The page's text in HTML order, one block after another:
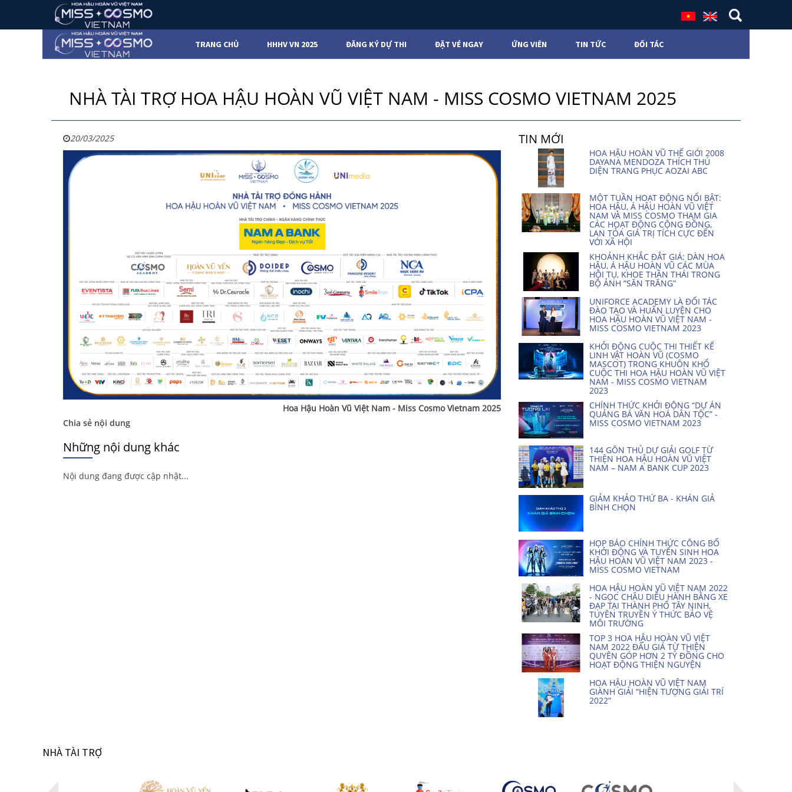
TRANG CHỦ HHHV VN 2025 ĐĂNG KÝ DỰ THI ĐẶT VÉ NGAY ỨNG VIÊN TIN TỨC ĐỐI TÁC
NHÀ TÀI TRỢ HOA HẬU HOÀN VŨ VIỆT NAM - MISS COSMO VIETNAM 2025
20/03/2025
Hoa Hậu Hoàn Vũ Việt Nam - Miss Cosmo Vietnam 2025
Chia sẻ nội dung
Những nội dung khác
Nội dung đang được cập nhật...
TIN MỚI
HOA HẬU HOÀN VŨ THẾ GIỚI 2008
DAYANA MENDOZA THÍCH THÚ
DIỆN TRANG PHỤC AOZAI ABC
MỘT TUẦN HOẠT ĐỘNG NỔI BẬT:
HOA HẬU, Á HẬU HOÀN VŨ VIỆT
NAM VÀ MISS COSMO THAM GIA
CÁC HOẠT ĐỘNG CỘNG ĐỒNG,
LAN TỎA GIÁ TRỊ TÍCH CỰC ĐẾN
VỚI XÃ HỘI
KHOẢNH KHẮC ĐẮT GIÁ: DÀN HOA
HẬU, Á HẬU HOÀN VŨ CÁC MÙA
HỘI TỤ, KHOE THẦN THÁI TRONG
BỘ ẢNH “SĂN TRĂNG”
UNIFORCE ACADEMY LÀ ĐỐI TÁC
ĐÀO TẠO VÀ HUẤN LUYỆN CHO
HOA HẬU HOÀN VŨ VIỆT NAM -
MISS COSMO VIETNAM 2023
KHỞI ĐỘNG CUỘC THI THIẾT KẾ
LINH VẬT HOÀN VŨ (COSMO
MASCOT) TRONG KHUÔN KHỔ
CUỘC THI HOA HẬU HOÀN VŨ VIỆT
NAM - MISS COSMO VIETNAM
2023
CHÍNH THỨC KHỞI ĐỘNG “DỰ ÁN
QUẢNG BÁ VĂN HOÁ DÂN TỘC” -
MISS COSMO VIETNAM 2023
144 GÔN THỦ DỰ GIẢI GOLF TỪ
THIỆN HOA HẬU HOÀN VŨ VIỆT
NAM – NAM A BANK CUP 2023
GIẢM KHẢO THỨ BA - KHÁN GIẢ
BÌNH CHỌN
HỌP BÁO CHÍNH THỨC CÔNG BỐ
KHỞI ĐỘNG VÀ TUYỂN SINH HOA
HẬU HOÀN VŨ VIỆT NAM 2023 -
MISS COSMO VIETNAM
HOA HẬU HOÀN VŨ VIỆT NAM 2022
- NGỌC CHÂU DIỄU HÀNH BẰNG XE
ĐẠP TẠI THÀNH PHỐ TÂY NINH,
TUYÊN TRUYỀN Ý THỨC BẢO VỆ
MÔI TRƯỜNG
TOP 3 HOA HẬU HOÀN VŨ VIỆT
NAM 2022 ĐẤU GIÁ TỪ THIỆN
QUYÊN GÓP HƠN 2 TỶ ĐỒNG CHO
HOẠT ĐỘNG THIỆN NGUYỆN
HOA HẬU HOÀN VŨ VIỆT NAM
GIÀNH GIẢI “HIỆN TƯỢNG GIẢI TRÍ
2022”
NHÀ TÀI TRỢ